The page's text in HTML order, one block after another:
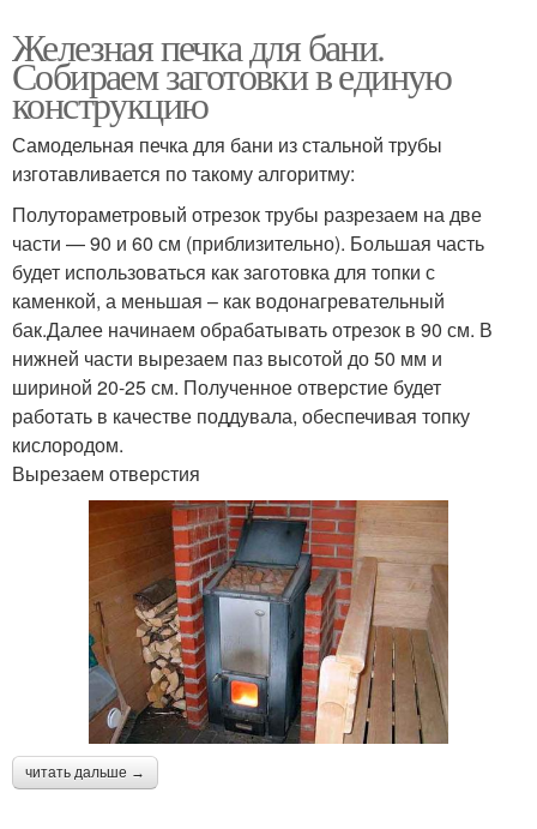
Железная печка для бани.
Собираем заготовки в единую
конструкцию
Самодельная печка для бани из стальной трубы
изготавливается по такому алгоритму:
Полутораметровый отрезок трубы разрезаем на две
части — 90 и 60 см (приблизительно). Большая часть
будет использоваться как заготовка для топки с
каменкой, а меньшая – как водонагревательный
бак.Далее начинаем обрабатывать отрезок в 90 см. В
нижней части вырезаем паз высотой до 50 мм и
шириной 20-25 см. Полученное отверстие будет
работать в качестве поддувала, обеспечивая топку
кислородом.
Вырезаем отверстия
читать дальше →